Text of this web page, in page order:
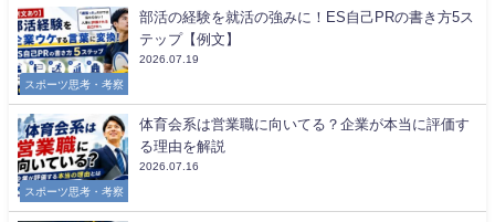
スポーツ思考・考察
部活の経験を就活の強みに！ES自己PRの書き方5ス
テップ【例文】
2026.07.19
スポーツ思考・考察
体育会系は営業職に向いてる？企業が本当に評価す
る理由を解説
2026.07.16